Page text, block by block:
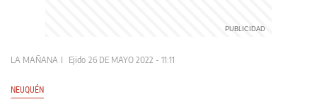
LA MAÑANA Ejido 26 DE MAYO 2022 - 11:11
NEUQUÉN